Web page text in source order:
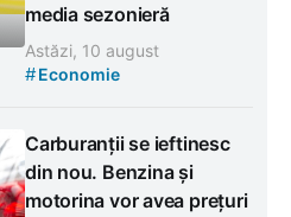
media sezonieră
Astăzi, 10 august
#Economie
Carburanții se ieftinesc
din nou. Benzina și
motorina vor avea prețuri